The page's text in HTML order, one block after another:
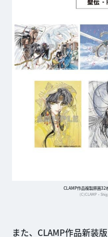
CLAMP作品複製原画32
(C)CLAMP・
また、CLAMP作品新装